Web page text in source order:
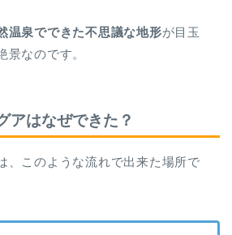
温泉でできた不思議な地形が目玉
景なのです。
アはなぜできた？
、このような流れで出来た場所で